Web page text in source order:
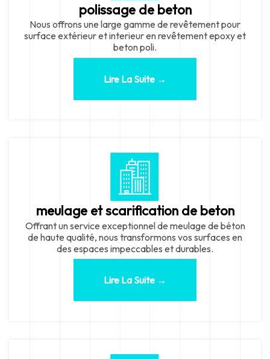
polissage de beton
Nous offrons une large gamme de revêtement pour
surface extérieur et interieur en revêtement epoxy et
beton poli.
Lire La Suite →
meulage et scarification de beton
Offrant un service exceptionnel de meulage de béton
de haute qualité, nous transformons vos surfaces en
des espaces impeccables et durables.
Lire La Suite →